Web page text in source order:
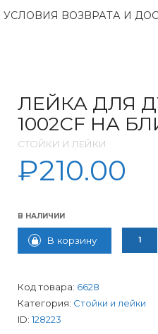
УСЛОВИЯ ВОЗВРАТА И
ЛЕЙКА ДЛЯ
1002СF НА
СТОЙКИ И ЛЕЙКИ
₽210.00
В НАЛИЧИИ
В корзину
Код товара: 6628
Категория: Стойки и лейки
ID: 128223